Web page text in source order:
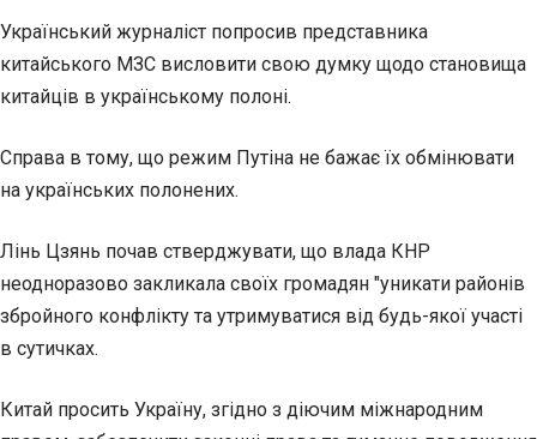
Український журналіст попросив представника
китайського МЗС висловити свою думку щодо становища
китайців в українському полоні.
Справа в тому, що режим Путіна не бажає їх обмінювати
на українських полонених.
Лінь Цзянь почав стверджувати, що влада КНР
неодноразово закликала своїх громадян "уникати районів
збройного конфлікту та утримуватися від будь-якої участі
в сутичках.
Китай просить Україну, згідно з діючим міжнародним